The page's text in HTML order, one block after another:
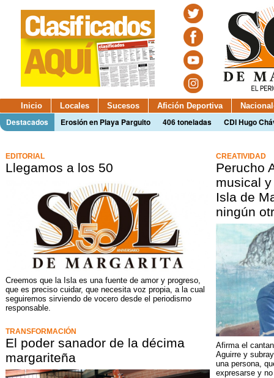
Inicio Locales Sucesos Afición Deportiva
Destacados Erosión en Playa Parguito 406 toneladas CDI Hugo
EDITORIAL
Llegamos a los 50
Creemos que la Isla es una fuente de amor y progreso,
que es preciso cuidar, que necesita voz propia, a la cual
seguiremos sirviendo de vocero desde el periodismo
responsable.
TRANSFORMACIÓN
El poder sanador de la décima
margariteña
CREATIVIDAD
Perucho
musical
Isla de
ningún
Afirma el
Aguirre y
una persona,
expresarse y